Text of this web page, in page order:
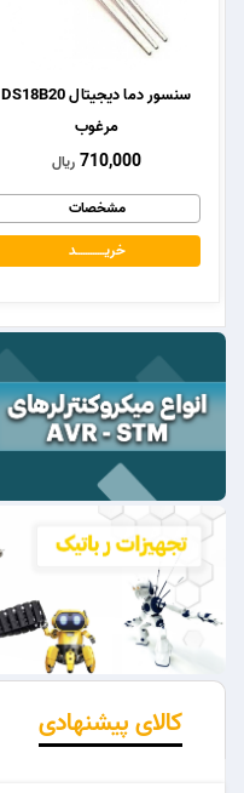
سنسور دما دیجیتال DS18B20
مرغوب
710,000 ریال
مشخصات
خریــــــــــــد
کالای پیشنهادی